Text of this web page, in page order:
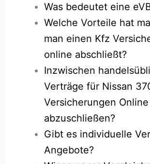
Was bedeutet eine
Welche Vorteile hat
man einen Kfz
online abschließt?
Inzwischen
Verträge für Nissan
Versicherungen Online
abzuschließen?
Gibt es individuelle
Angebote?